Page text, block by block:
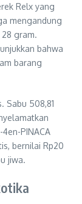
Relx yang
mengandung
gram.
bahwa
barang
Sabu 508,81
PINACA
bernilai Rp20
jiwa.